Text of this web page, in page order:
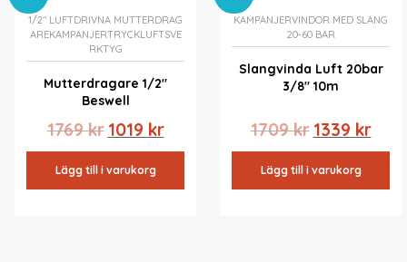
1/2" LUFTDRIVNA MUTTERDRAG
AREKAMPANJERTRYCKLUFTSVE
RKTYG
Mutterdragare 1/2″
Beswell
1769kr Det
ursprungliga
priset
var:
1019 krDet
nuvarande
är:
Lägg till i varukorg
KAMPANJERVINDOR MED SLANG
20-60 BAR
Slangvinda Luft 20bar
3/8″ 10m
1709kr Det
ursprungliga
priset
var:
1339 krDet
är:
Lägg till i varukorg